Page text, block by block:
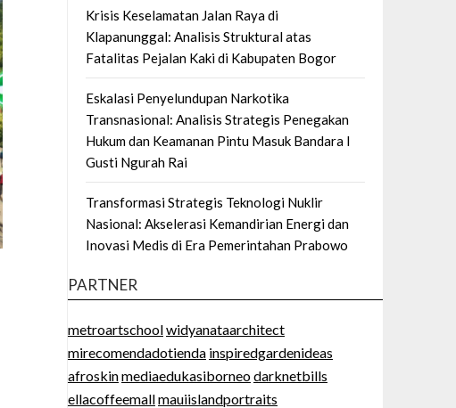
Krisis Keselamatan Jalan Raya di
Klapanunggal: Analisis Struktural atas
Fatalitas Pejalan Kaki di Kabupaten Bogor
Eskalasi Penyelundupan Narkotika
Transnasional: Analisis Strategis Penegakan
Hukum dan Keamanan Pintu Masuk Bandara I
Gusti Ngurah Rai
Transformasi Strategis Teknologi Nuklir
Nasional: Akselerasi Kemandirian Energi dan
Inovasi Medis di Era Pemerintahan Prabowo
PARTNER
metroartschoolwidyanataarchitect
mirecomendadotienda inspiredgardenideas
afroskinmediaedukasiborneodarknetbills
ellacoffeemallmauiislandportraits